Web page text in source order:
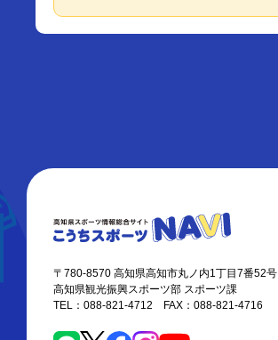
〒780-8570 高知県高知市丸ノ内1丁目7番52号
高知県観光振興スポーツ部 スポーツ課
TEL：088-821-4712 FAX：088-821-4716